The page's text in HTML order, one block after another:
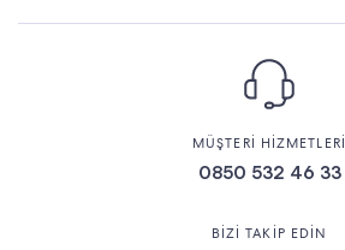
MÜŞTERİ HİZMETLERİ
0850 532 46 33
BİZİ TAKİP EDİN